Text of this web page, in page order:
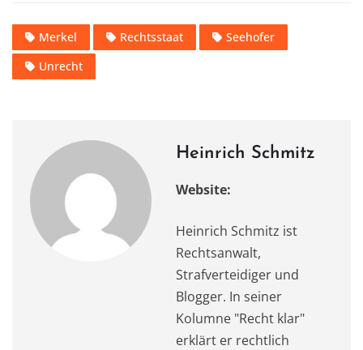
c
e
b
k
st
o
d
ai
l
at
s
it
te
e
gr
le
n
Merkel Rechtsstaat
Seehofer
Unrecht
Heinrich Schmitz
Website:
Heinrich Schmitz ist
Rechtsanwalt,
Strafverteidiger und
Blogger. In seiner
Kolumne "Recht klar"
erklärt er rechtlich